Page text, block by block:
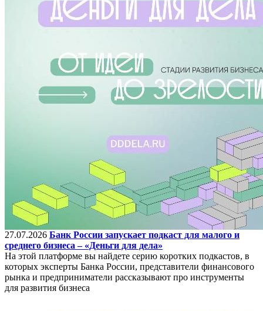
27.07.2026 Банк России запускает подкаст для малого и
среднего бизнеса – «Деньги для дела»
На этой платформе вы найдете серию коротких подкастов, в
которых эксперты Банка России, представители финансового
рынка и предприниматели рассказывают про инструменты
для развития бизнеса